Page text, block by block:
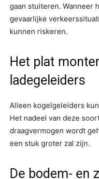
gaan stuiteren. Wanneer
gevaarlijke
kunnen riskeren.
Het plat
ladegeleiders
Alleen kogelgeleiders
Het nadeel van deze
draagvermogen wordt
een stuk groter zal zijn.
De bodem- en